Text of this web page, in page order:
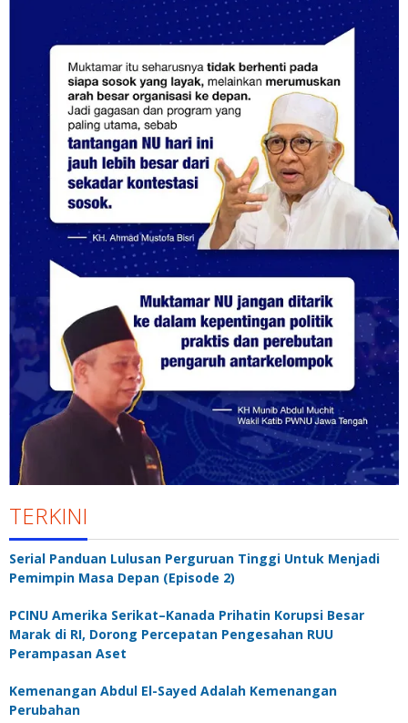
TERKINI
Serial Panduan Lulusan Perguruan Tinggi Untuk Menjadi
Pemimpin Masa Depan (Episode 2)
PCINU Amerika Serikat–Kanada Prihatin Korupsi Besar
Marak di RI, Dorong Percepatan Pengesahan RUU
Perampasan Aset
Kemenangan Abdul El-Sayed Adalah Kemenangan
Perubahan